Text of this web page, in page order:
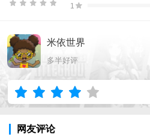
1
米依世界
多半好评
网友评论